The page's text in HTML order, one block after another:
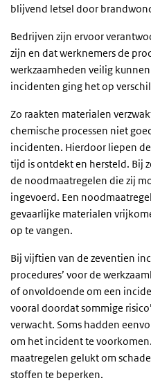
blijvend letsel door
Bedrijven zijn ervoor
zijn en dat werknemers de
werkzaamheden veilig
incidenten ging het op
Zo raakten materialen
chemische processen niet
incidenten. Hierdoor liepen
tijd is ontdekt en hersteld. Bij
de noodmaatregelen die zij
ingevoerd. Een
gevaarlijke materialen
op te vangen.
Bij vijftien van de zeventien
procedures’ voor de
of onvoldoende om een
vooral doordat sommige
verwacht. Soms hadden
om het incident te
maatregelen gelukt om
stoffen te beperken.